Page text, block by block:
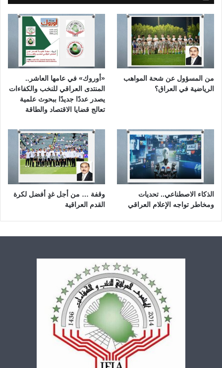
من المسؤول عن شحة المواهب
الرياضية في العراق؟
«أوروك» في عامها العاشر..
المنتدى العراقي للنخب والكفاءات
يصدر عددًا جديدًا ببحوث علمية
تعالج قضايا الاقتصاد والطاقة
الذكاء الاصطناعي.. تحديات
ومخاطر تواجه الإعلام العراقي
وقفة … من أجل غدٍ أفضل لكرة
القدم العراقية